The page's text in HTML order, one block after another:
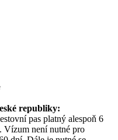
republiky:
pas platný alespoň 6
Vízum není nutné pro